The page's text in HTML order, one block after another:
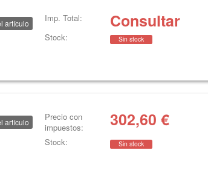
artículo Imp. Total: Consultar
Stock: Sin stock
artículo
Precio con
impuestos:
302,60 €
Stock: Sin stock